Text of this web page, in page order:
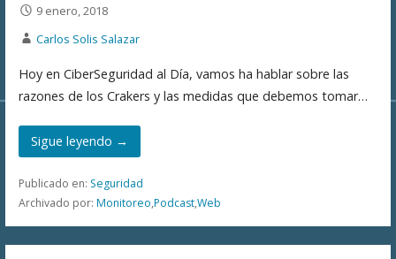
9 enero, 2018
Carlos Solis Salazar
Hoy en CiberSeguridad al Día, vamos ha hablar sobre las
razones de los Crakers y las medidas que debemos tomar…
Sigue leyendo →
Publicado en: Seguridad
Archivado por: Monitoreo,Podcast,Web